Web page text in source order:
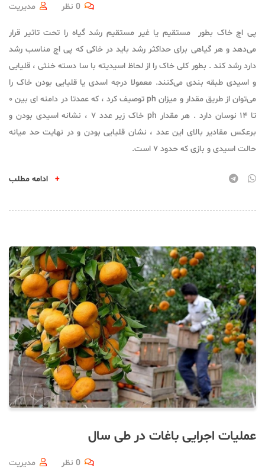
مدیریت 0 نظر
پی اچ خاک بطور مستقیم یا غیر مستقیم رشد گیاه را تحت تاثیر قرار
می‌دهد و هر گیاهی برای حداکثر رشد باید در خاکی که پی اچ مناسب رشد
دارد رشد کند . بطور کلی خاک را از لحاظ اسیدیته با سا دسته خنثی ، قلیایی
و اسیدی طبقه بندی می‌کنند. معمولا درجه اسدی یا قلیایی بودن خاک را
می‌توان از طریق مقدار و میزان ph توصیف کرد ، که عمدتا در دامنه ای بین ۰
تا ۱۴ نوسان دارد . هر مقدار ph خاک زیر عدد ۷ ، نشانه اسیدی بودن و
برعکس مقادیر بالای این عدد ، نشان قلیایی بودن و در نهایت حد میانه
حالت اسیدی و بازی که حدود ۷ است.
+
عملیات اجرایی باغات در طی سال
مدیریت 0 نظر